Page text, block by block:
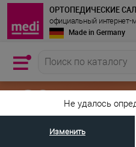
Не удалось
Изменить
ОРТОПЕДИЧЕСКИЕ
официальный интернет-
Made in Germany
Главная страница •